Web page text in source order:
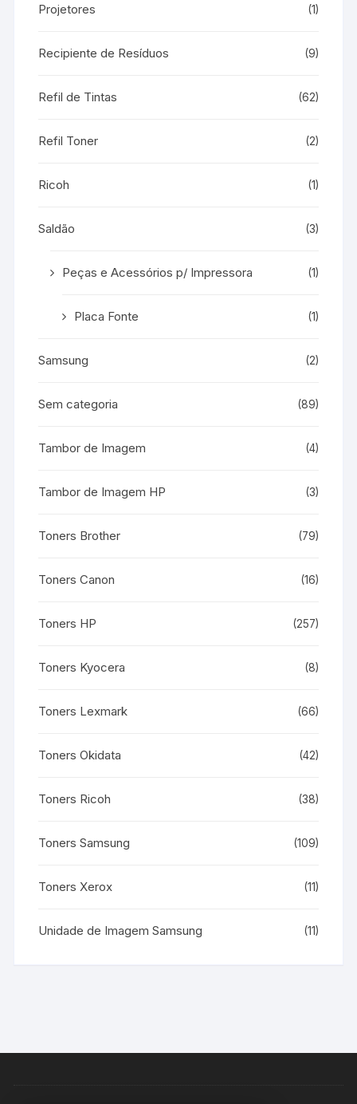
Projetores (1)
Recipiente de Resíduos (9)
Refil de Tintas (62)
Refil Toner (2)
Ricoh (1)
Saldão (3)
Peças e Acessórios p/ Impressora (1)
Placa Fonte (1)
Samsung (2)
Sem categoria (89)
Tambor de Imagem (4)
Tambor de Imagem HP (3)
Toners Brother (79)
Toners Canon (16)
Toners HP (257)
Toners Kyocera (8)
Toners Lexmark (66)
Toners Okidata (42)
Toners Ricoh (38)
Toners Samsung (109)
Toners Xerox (11)
Unidade de Imagem Samsung (11)